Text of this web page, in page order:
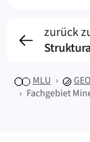
zurück
MLU
Fachgebiet